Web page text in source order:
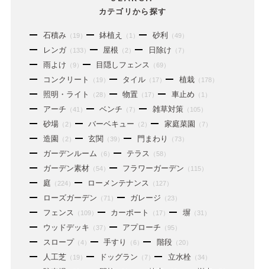
カテゴリから探す
石積み（19） 鉢植え （1） 砂利 （49）
レンガ（133） 屋根 （2） 日除け （7）
雨よけ （9） 目隠しフェンス （69）
コンクリート （19） タイル （17） 植栽（178）
照明・ライト （28） 物置 （17） 車止め （1）
アーチ （41） ベンチ （7） 雑草対策 （105）
砂場（2） バーベキュー （2） 家庭菜園 （7）
造園 （2） 玄関 （39） 門まわり （73）
ガーデンルーム （6） テラス （58）
ガーデン素材（54） フラワーガーデン （115）
庭 （224） ローメンテナンス （127）
ローズガーデン （71） ガレージ （23）
フェンス （109） カーポート （17） 塀（31）
ウッドデッキ （37） アプローチ （95）
スロープ（4） 手すり （6） 階段（20）
人工芝（19） ドッグラン （7） 立水栓（34）